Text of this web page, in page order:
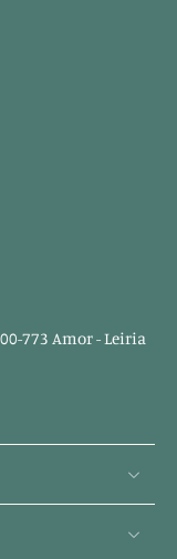
773 Amor - Leiria